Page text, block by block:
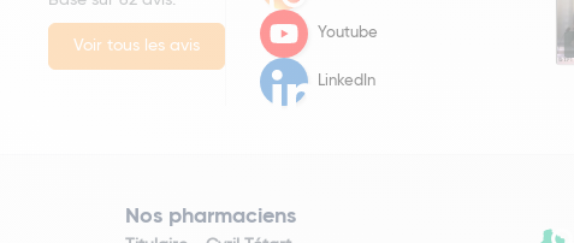
Voir tous les avis
Youtube
LinkedIn
Nos pharmaciens